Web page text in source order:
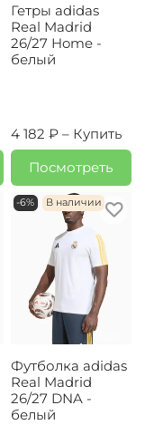
Гетры adidas
Real Madrid
26/27 Home -
белый
4 182 ₽ – Купить
Посмотреть
-6% В наличии
Футболка adidas
Real Madrid
26/27 DNA -
белый